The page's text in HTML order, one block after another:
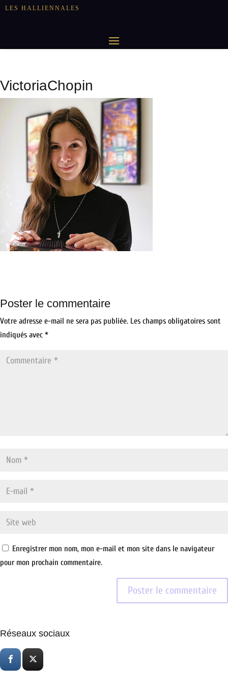
LES HALLIENNALES
VictoriaChopin
Poster le commentaire
Votre adresse e-mail ne sera pas publiée. Les champs obligatoires sont
indiqués avec *
Enregistrer mon nom, mon e-mail et mon site dans le navigateur
pour mon prochain commentaire.
Réseaux sociaux